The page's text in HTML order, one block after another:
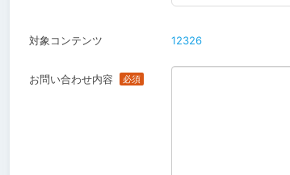
対象コンテンツ 12326
お問い合わせ内容